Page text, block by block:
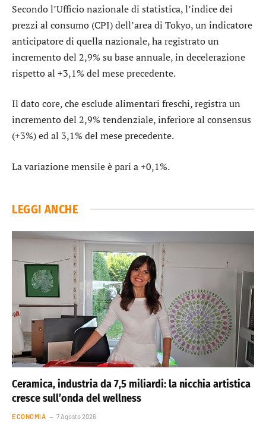
Secondo l’Ufficio nazionale di statistica, l’indice dei
prezzi al consumo (CPI) dell’area di Tokyo, un indicatore
anticipatore di quella nazionale, ha registrato un
incremento del 2,9% su base annuale, in decelerazione
rispetto al +3,1% del mese precedente.
Il dato core, che esclude alimentari freschi, registra un
incremento del 2,9% tendenziale, inferiore al consensus
(+3%) ed al 3,1% del mese precedente.
La variazione mensile è pari a +0,1%.
LEGGI ANCHE
Ceramica, industria da 7,5 miliardi: la nicchia artistica
cresce sull’onda del wellness
ECONOMIA 7 Agosto 2026